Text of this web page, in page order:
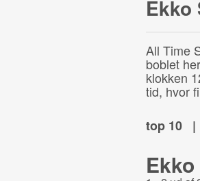
All Time
boblet
klokken
tid, hvor
top 10
|